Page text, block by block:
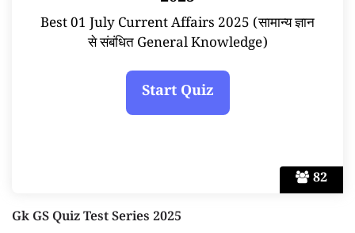
82
Best 01 July Current Affairs 2025 (सामान्य ज्ञान
से संबंधित General Knowledge)
Gk GS Quiz Test Series 2025